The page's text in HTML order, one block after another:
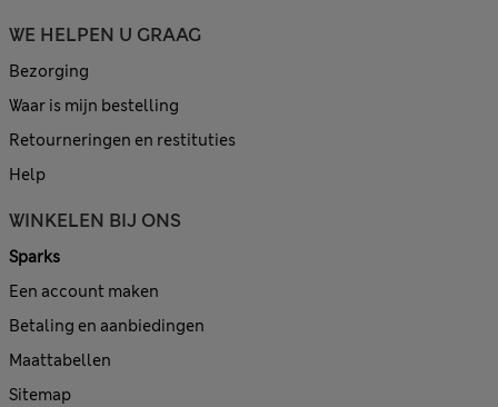
WE HELPEN U GRAAG
Bezorging
Waar is mijn bestelling
Retourneringen en restituties
Help
WINKELEN BIJ ONS
Sparks
Een account maken
Betaling en aanbiedingen
Maattabellen
Sitemap